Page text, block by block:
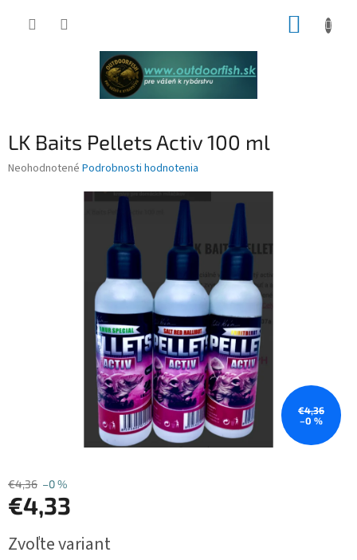
LK Baits Pellets Activ 100 ml
Priemerné
Neohodnotené Podrobnosti hodnotenia
€4,36
–0 %
€4,36 –0 %
€4,33
cena:
Zvoľte variant